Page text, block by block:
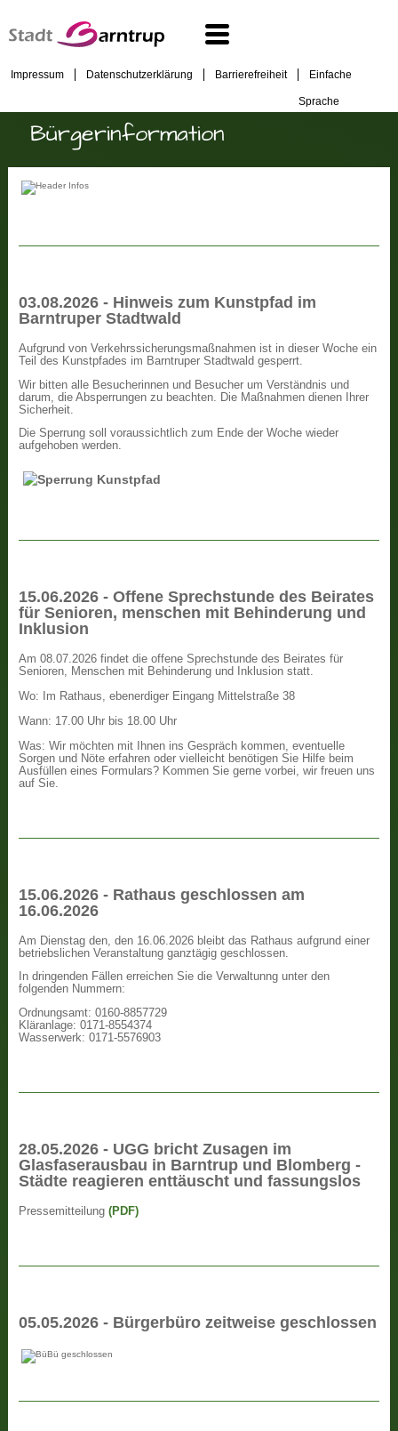
Impressum Datenschutzerklärung Barrierefreiheit Einfache
Sprache
Bürgerinformation
03.08.2026 - Hinweis zum Kunstpfad im
Barntruper Stadtwald
Aufgrund von Verkehrssicherungsmaßnahmen ist in dieser Woche ein
Teil des Kunstpfades im Barntruper Stadtwald gesperrt.
Wir bitten alle Besucherinnen und Besucher um Verständnis und
darum, die Absperrungen zu beachten. Die Maßnahmen dienen Ihrer
Sicherheit.
Die Sperrung soll voraussichtlich zum Ende der Woche wieder
aufgehoben werden.
15.06.2026 - Offene Sprechstunde des Beirates
für Senioren, menschen mit Behinderung und
Inklusion
Am 08.07.2026 findet die offene Sprechstunde des Beirates für
Senioren, Menschen mit Behinderung und Inklusion statt.
Wo: Im Rathaus, ebenerdiger Eingang Mittelstraße 38
Wann: 17.00 Uhr bis 18.00 Uhr
Was: Wir möchten mit Ihnen ins Gespräch kommen, eventuelle
Sorgen und Nöte erfahren oder vielleicht benötigen Sie Hilfe beim
Ausfüllen eines Formulars? Kommen Sie gerne vorbei, wir freuen uns
auf Sie.
15.06.2026 - Rathaus geschlossen am
16.06.2026
Am Dienstag den, den 16.06.2026 bleibt das Rathaus aufgrund einer
betriebslichen Veranstaltung ganztägig geschlossen.
In dringenden Fällen erreichen Sie die Verwaltunng unter den
folgenden Nummern:
Ordnungsamt: 0160-8857729
Kläranlage: 0171-8554374
Wasserwerk: 0171-5576903
28.05.2026 - UGG bricht Zusagen im
Glasfaserausbau in Barntrup und Blomberg -
Städte reagieren enttäuscht und fassungslos
Pressemitteilung(PDF)
05.05.2026 - Bürgerbüro zeitweise geschlossen